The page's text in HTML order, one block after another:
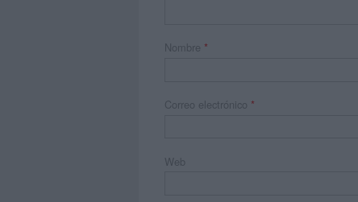
Nombre *
Correo electrónico *
Web